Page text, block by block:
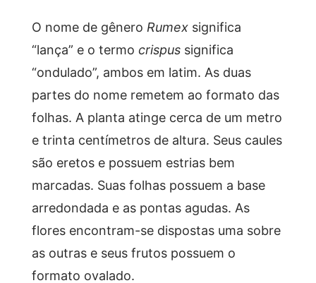
O nome de gênero Rumexsignifica
“lança” e o termo crispussignifica
“ondulado”, ambos em latim. As duas
partes do nome remetem ao formato das
folhas. A planta atinge cerca de um metro
e trinta centímetros de altura. Seus caules
são eretos e possuem estrias bem
marcadas. Suas folhas possuem a base
arredondada e as pontas agudas. As
flores encontram-se dispostas uma sobre
as outras e seus frutos possuem o
formato ovalado.